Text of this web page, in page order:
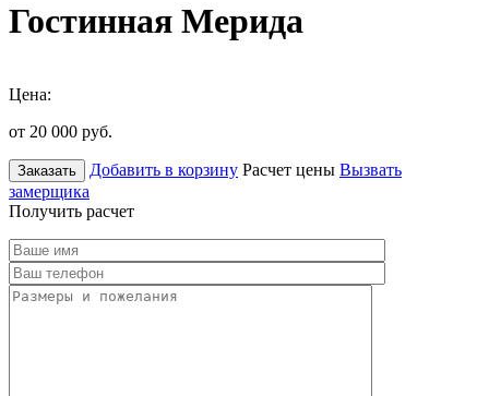
Гостинная Мерида
Цена:
от 20 000 руб.
Заказать Добавить в корзину Расчет цены Вызвать
замерщика
Получить расчет